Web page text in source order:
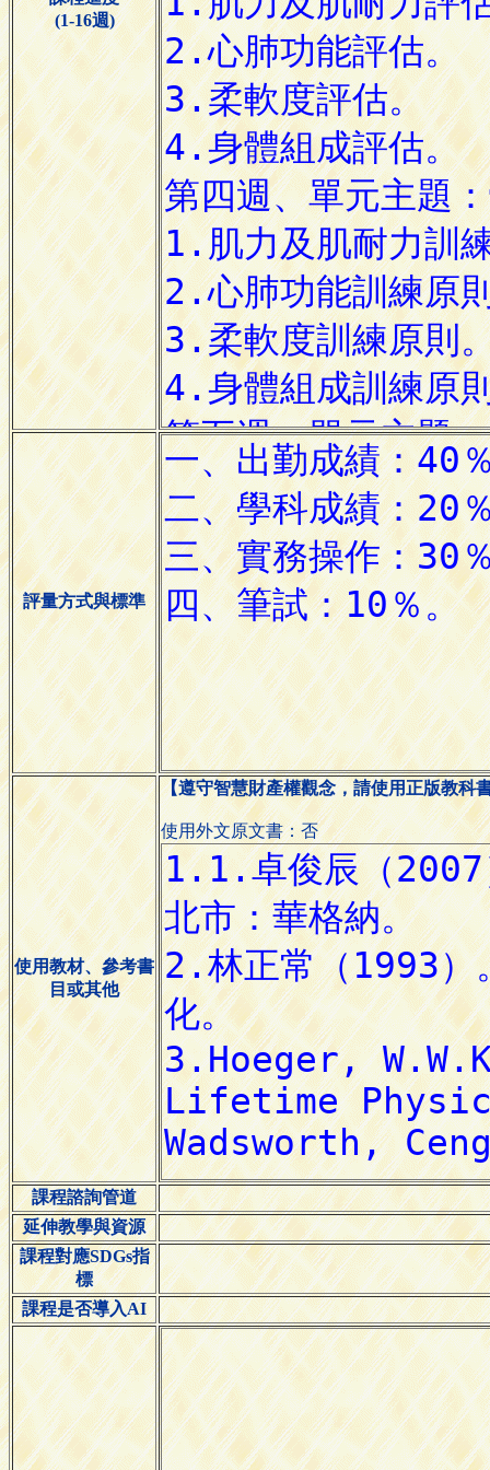
(1-16週)
評量方式與標準
使用教材、參考書
目或其他
【遵守智慧財產權觀念，請使用正版教科
使用外文原文書：否
課程諮詢管道
延伸教學與資源
課程對應SDGs指
標
課程是否導入AI